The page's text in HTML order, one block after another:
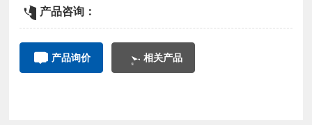
产品咨询：
产品询价 相关产品